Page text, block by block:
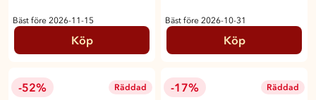
Bäst före 2026-11-15
Köp
Bäst före 2026-10-31
Köp
-52% Räddad -17% Räddad